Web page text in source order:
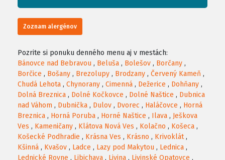
Zoznam alergénov
Pozrite si ponuku denného menu aj v mestách:
Bánovce nad Bebravou , Beluša , Bolešov , Borčany ,
Borčice , Bošany , Brezolupy , Brodzany , Červený Kameň ,
Chudá Lehota , Chynorany , Cimenná , Dežerice , Dohňany ,
Dolná Breznica , Dolné Kočkovce , Dolné Naštice , Dubnica
nad Váhom , Dubnička , Dulov , Dvorec , Haláčovce , Horná
Breznica , Horná Poruba , Horné Naštice , Ilava , Ješkova
Ves , Kameničany , Klátova Nová Ves , Kolačno , Košeca ,
Košecké Podhradie , Krásna Ves , Krásno , Krivoklát,
Kšinná , Kvašov , Ladce , Lazy pod Makytou , Lednica ,
Lednické Rovne , Libichava , Livina , Livinské Opatovce ,